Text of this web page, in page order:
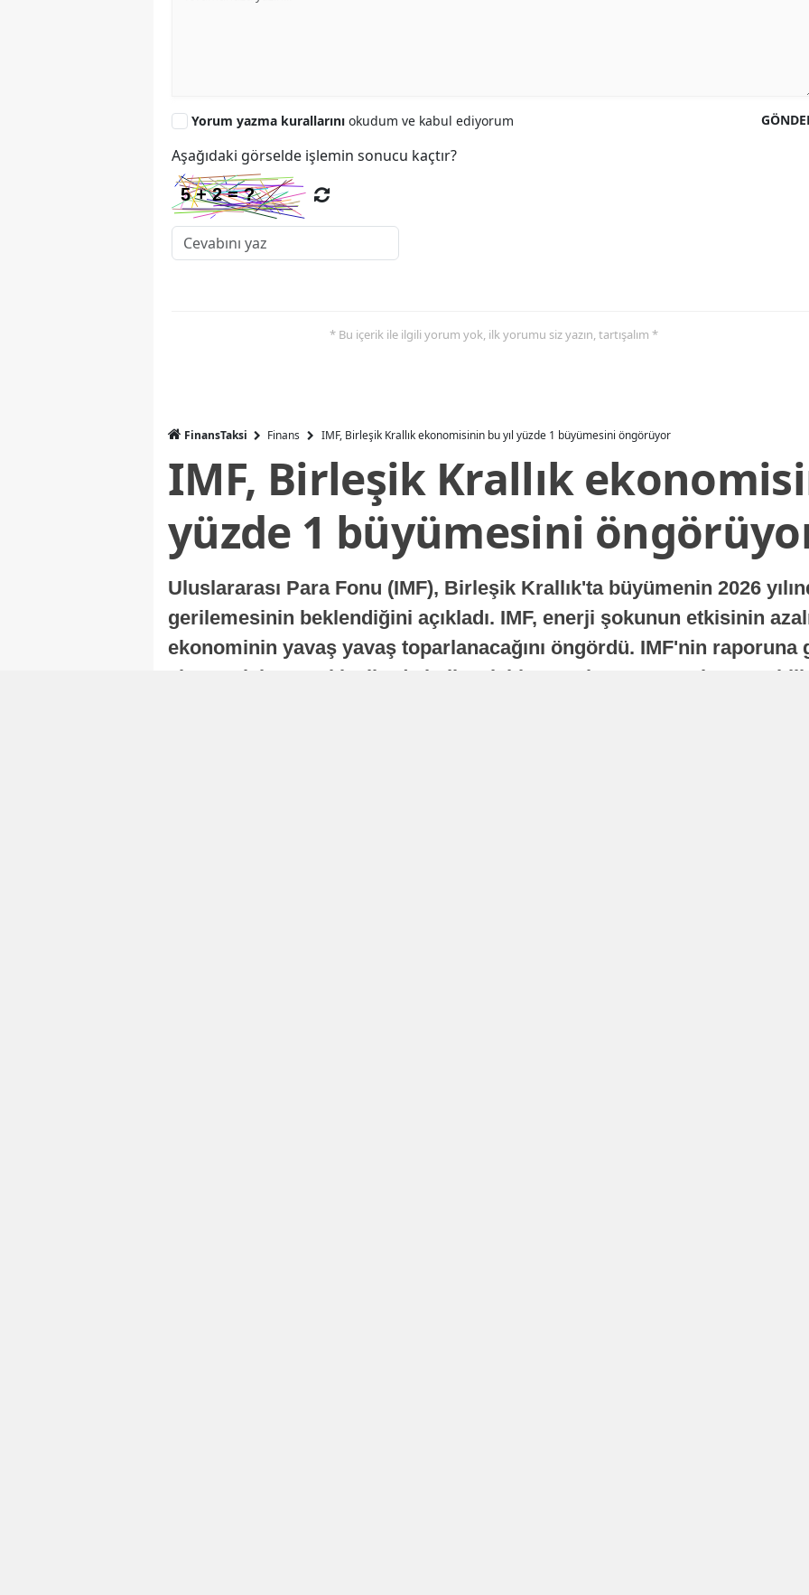
Yorum yazma kurallarını okudum ve kabul ediyorum
Aşağıdaki görselde işlemin sonucu kaçtır?
* Bu içerik ile ilgili yorum yok, ilk yorumu siz yazın, tartışalım *
FinansTaksi Finans IMF, Birleşik Krallık ekonomisinin bu yıl yüzde 1 büyümesini öngörüyor
IMF, Birleşik Krallık
yüzde 1 büyümesini
Uluslararası Para Fonu (IMF), Birleşik Krallık'ta büyümenin 2026
gerilemesinin beklendiğini açıkladı. IMF, enerji şokunun etkisinin
ekonominin yavaş yavaş toparlanacağını öngördü. IMF'nin raporuna
ekonomisi, sonraki yıllarda istikrarlı bir toparlanma süreci